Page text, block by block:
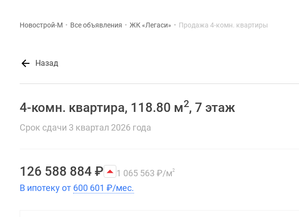
Новострой-М • Все объявления • ЖК «Легаси» • Продажа 4-комн. квартиры
Назад
4-комн. квартира, 118.80 м2, 7 этаж
Срок сдачи 3 квартал 2026 года
126 588 884 ₽ 1 065 563 ₽/м2
В ипотеку от 600 601 ₽/мес.